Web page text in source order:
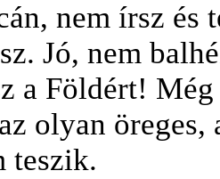
nem írsz és
Jó, nem
a Földért!
olyan
teszik.